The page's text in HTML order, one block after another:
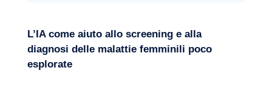
Competenze
L’IA come aiuto allo screening e alla
diagnosi delle malattie femminili poco
esplorate